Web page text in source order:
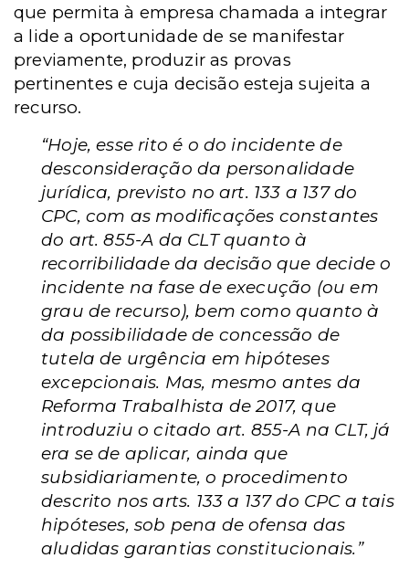
que permita à empresa chamada a integrar
a lide a oportunidade de se manifestar
previamente, produzir as provas
pertinentes e cuja decisão esteja sujeita a
recurso.
“Hoje, esse rito é o do incidente de
desconsideração da personalidade
jurídica, previsto no art. 133 a 137 do
CPC, com as modificações constantes
do art. 855-A da CLT quanto à
recorribilidade da decisão que decide o
incidente na fase de execução (ou em
grau de recurso), bem como quanto à
da possibilidade de concessão de
tutela de urgência em hipóteses
excepcionais. Mas, mesmo antes da
Reforma Trabalhista de 2017, que
introduziu o citado art. 855-A na CLT, já
era se de aplicar, ainda que
subsidiariamente, o procedimento
descrito nos arts. 133 a 137 do CPC a tais
hipóteses, sob pena de ofensa das
aludidas garantias constitucionais.”